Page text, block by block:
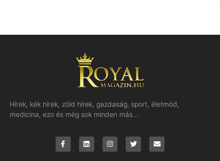
Hírek, kék hírek, zöld hírek, gazdaság, sport, életmód,
medicina, ezo és még sok minden más…